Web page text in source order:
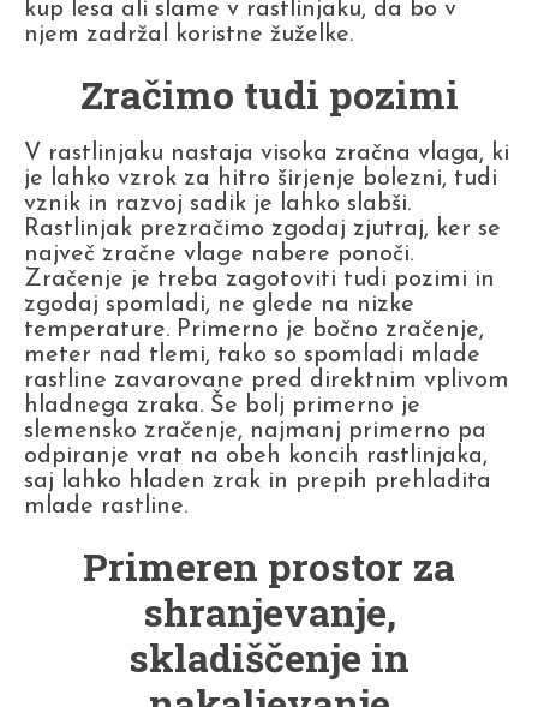
kup lesa ali slame v rastlinjaku, da bo v
njem zadržal koristne žuželke.
Zračimo tudi pozimi
V rastlinjaku nastaja visoka zračna vlaga, ki
je lahko vzrok za hitro širjenje bolezni, tudi
vznik in razvoj sadik je lahko slabši.
Rastlinjak prezračimo zgodaj zjutraj, ker se
največ zračne vlage nabere ponoči.
Zračenje je treba zagotoviti tudi pozimi in
zgodaj spomladi, ne glede na nizke
temperature. Primerno je bočno zračenje,
meter nad tlemi, tako so spomladi mlade
rastline zavarovane pred direktnim vplivom
hladnega zraka. Še bolj primerno je
slemensko zračenje, najmanj primerno pa
odpiranje vrat na obeh koncih rastlinjaka,
saj lahko hladen zrak in prepih prehladita
mlade rastline.
Primeren prostor za
shranjevanje,
skladiščenje in